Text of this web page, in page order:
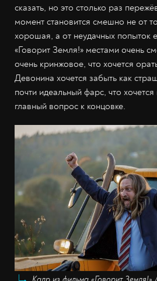
сказать, но это столько раз
момент становится смешно не от
хорошая, а от неудачных попыток
«Говорит Земля!» местами очень
очень кринжовое, что хочется
Девонина хочется забыть как
почти идеальный фарс, что
главный вопрос к концовке.